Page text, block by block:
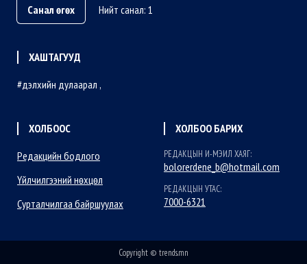
Санал өгөх
Нийт санал: 1
ХАШТАГУУД
дэлхийн дулаарал
ХОЛБООС
Редакцийн бодлого
Үйлчилгээний нөхцөл
Сурталчилгаа байршуулах
ХОЛБОО БАРИХ
РЕДАКЦЫН И-МЭИЛ ХАЯГ:
bolorerdene_b@hotmail.com
РЕДАКЦЫН УТАС:
7000-6321
Copyright © trends.mn